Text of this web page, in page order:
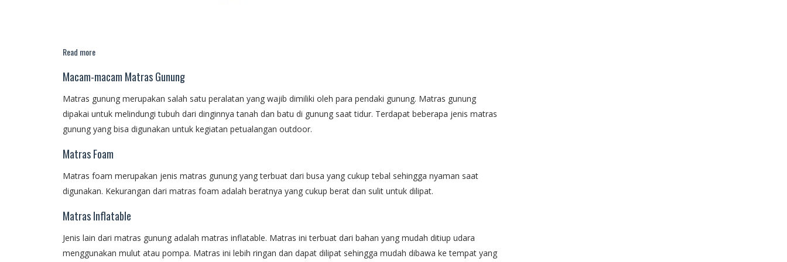
Read more
Macam-macam Matras Gunung
Matras gunung merupakan salah satu peralatan yang wajib dimiliki oleh para pendaki gunung. Matras gunung
dipakai untuk melindungi tubuh dari dinginnya tanah dan batu di gunung saat tidur. Terdapat beberapa jenis matras
gunung yang bisa digunakan untuk kegiatan petualangan outdoor.
Matras Foam
Matras foam merupakan jenis matras gunung yang terbuat dari busa yang cukup tebal sehingga nyaman saat
digunakan. Kekurangan dari matras foam adalah beratnya yang cukup berat dan sulit untuk dilipat.
Matras Inflatable
Jenis lain dari matras gunung adalah matras inflatable. Matras ini terbuat dari bahan yang mudah ditiup udara
menggunakan mulut atau pompa. Matras ini lebih ringan dan dapat dilipat sehingga mudah dibawa ke tempat yang